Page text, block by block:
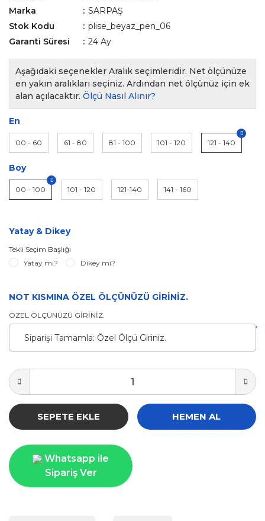
Marka
SARPAŞ
Stok Kodu
plise_beyaz_pen_06
Garanti Süresi
24 Ay
Aşağıdaki seçenekler Aralık seçimleridir. Net ölçünüze
en yakın aralıkları seçiniz. Ardından net ölçünüz için ek
alan açılacaktır. Ölçü Nasıl Alınır?
En
00 - 60 61 - 80 81 - 100 101 - 120 121 - 140
Boy
00 - 100 101 - 120 121-140 141 - 160
Yatay & Dikey
Tekli Seçim Başlığı
Yatay mı?
Dikey mi?
NOT KISMINA ÖZEL ÖLÇÜNÜZÜ GİRİNİZ.
ÖZEL ÖLÇÜNÜZÜ GİRİNİZ.
*
SEPETE EKLE HEMEN AL
Whatsapp ile
Sipariş Ver